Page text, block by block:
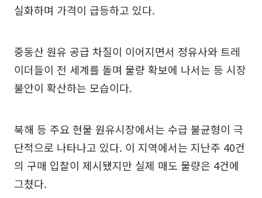
실화하며 가격이 급등하고 있다.
중동산 원유 공급 차질이 이어지면서 정유사와 트레
이더들이 전 세계를 돌며 물량 확보에 나서는 등 시장
불안이 확산하는 모습이다.
북해 등 주요 현물 원유시장에서는 수급 불균형이 극
단적으로 나타나고 있다. 이 지역에서는 지난주 40건
의 구매 입찰이 제시됐지만 실제 매도 물량은 4건에
그쳤다.